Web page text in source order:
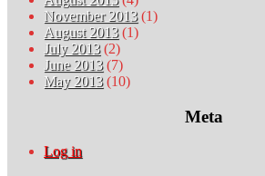
November 2013(1)
August 2013(1)
July 2013(2)
June 2013(7)
May 2013(10)
Meta
Log in